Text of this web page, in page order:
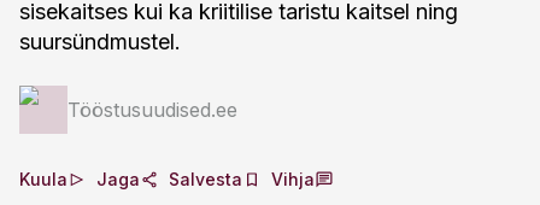
sisekaitses kui ka kriitilise taristu kaitsel ning
suursündmustel.
Tööstusuudised.ee
Kuula Jaga Salvesta Vihja